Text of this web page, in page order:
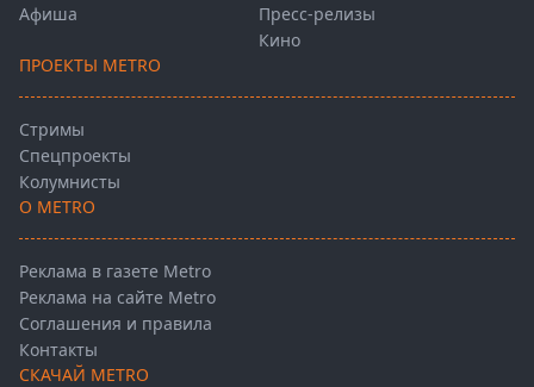
Афиша
Пресс-релизы
Кино
ПРОЕКТЫ METRO
Стримы
Спецпроекты
Колумнисты
О METRO
Реклама в газете Metro
Реклама на сайте Metro
Соглашения и правила
Контакты
СКАЧАЙ METRO